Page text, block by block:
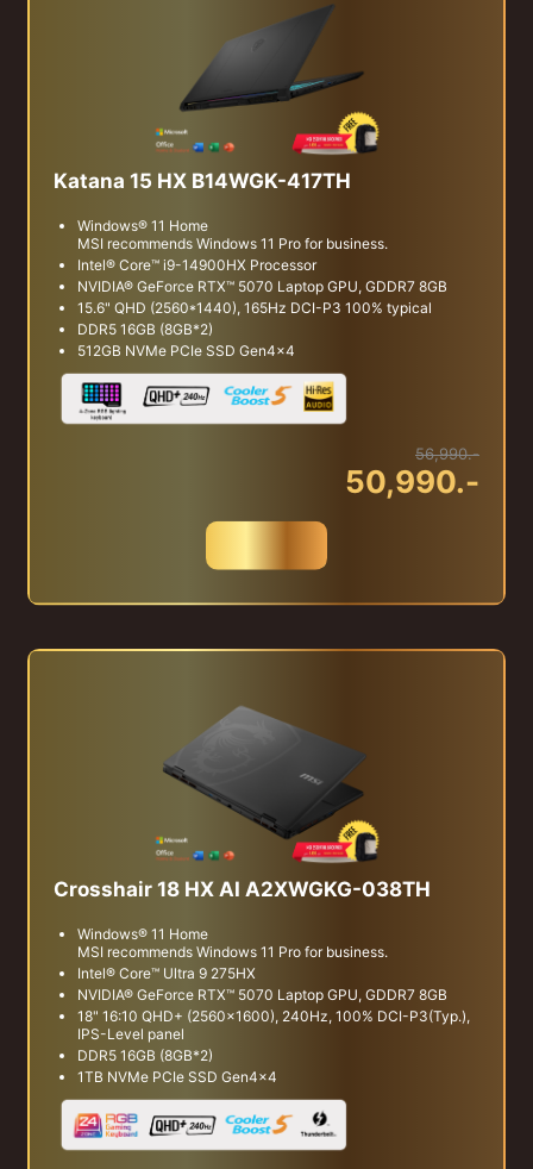
Katana 15 HX B14WGK-417TH
Windows® 11 Home
MSI recommends Windows 11 Pro for business.
Intel® Core™ i9-14900HX Processor
NVIDIA® GeForce RTX™ 5070 Laptop GPU, GDDR7 8GB
15.6" QHD (2560*1440), 165Hz DCI-P3 100% typical
DDR5 16GB (8GB*2)
512GB NVMe PCIe SSD Gen4x4
56,990.-
50,990.-
Crosshair 18 HX AI A2XWGKG-038TH
Windows® 11 Home
MSI recommends Windows 11 Pro for business.
Intel® Core™ Ultra 9 275HX
NVIDIA® GeForce RTX™ 5070 Laptop GPU, GDDR7 8GB
18" 16:10 QHD+ (2560x1600), 240Hz, 100% DCI-P3(Typ.),
IPS-Level panel
DDR5 16GB (8GB*2)
1TB NVMe PCIe SSD Gen4x4